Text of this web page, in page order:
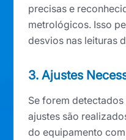
precisas e
metrológicos. Isso
desvios nas leituras
3. Ajustes
Se forem
ajustes são
do equipamento